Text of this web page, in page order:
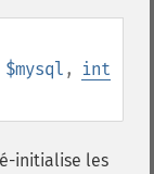
$mysql ,
int
initialise les